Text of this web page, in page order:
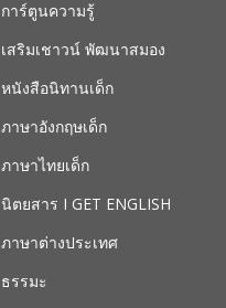
การ์ตูนความรู้
เสริมเชาวน์ พัฒนาสมอง
หนังสือนิทานเด็ก
ภาษาอังกฤษเด็ก
ภาษาไทยเด็ก
นิตยสาร I GET ENGLISH
ภาษาต่างประเทศ
ธรรมะ